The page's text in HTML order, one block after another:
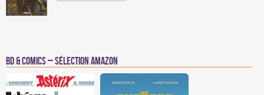
BD & Comics – Sélection Amazon